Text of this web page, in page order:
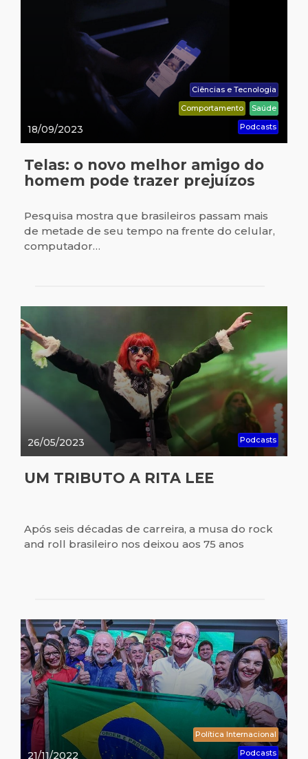
18/09/2023
Ciências e Tecnologia
Comportamento
Saúde
Podcasts
Telas: o novo melhor amigo do
homem pode trazer prejuízos
Pesquisa mostra que brasileiros passam mais
de metade de seu tempo na frente do celular,
computador…
26/05/2023 Podcasts
UM TRIBUTO A RITA LEE
Após seis décadas de carreira, a musa do rock
and roll brasileiro nos deixou aos 75 anos
21/11/2022
Política Internacional
Podcasts